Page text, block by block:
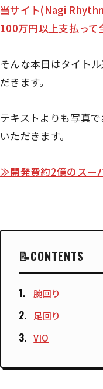
当サイト(Nagi
100万円以上支払っ
そんな本日はタイト
だきます。
テキストよりも写真
いただきます。
≫開発費約2億のスー
CONTENTS
腕回り
足回り
VIO